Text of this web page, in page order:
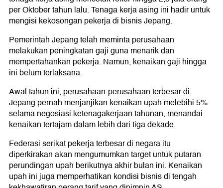
per Oktober tahun lalu. Tenaga kerja asing ini hadir untuk
mengisi kekosongan pekerja di bisnis Jepang.
Pemerintah Jepang telah meminta perusahaan
melakukan peningkatan gaji guna menarik dan
mempertahankan pekerja. Namun, kenaikan gaji hingga
ini belum terlaksana.
Awal tahun ini, perusahaan-perusahaan terbesar di
Jepang pernah menjanjikan kenaikan upah melebihi 5%
selama negosiasi ketenagakerjaan tahunan, menandai
kenaikan tertajam dalam lebih dari tiga dekade.
Federasi serikat pekerja terbesar di negara itu
diperkirakan akan mengumumkan target untuk putaran
perundingan upah berikutnya akhir bulan ini. Kenaikan
upah ini juga memperhatikan kondisi bisnis di tengah